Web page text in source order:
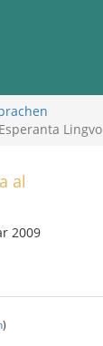
Lingvo
al
2009
)